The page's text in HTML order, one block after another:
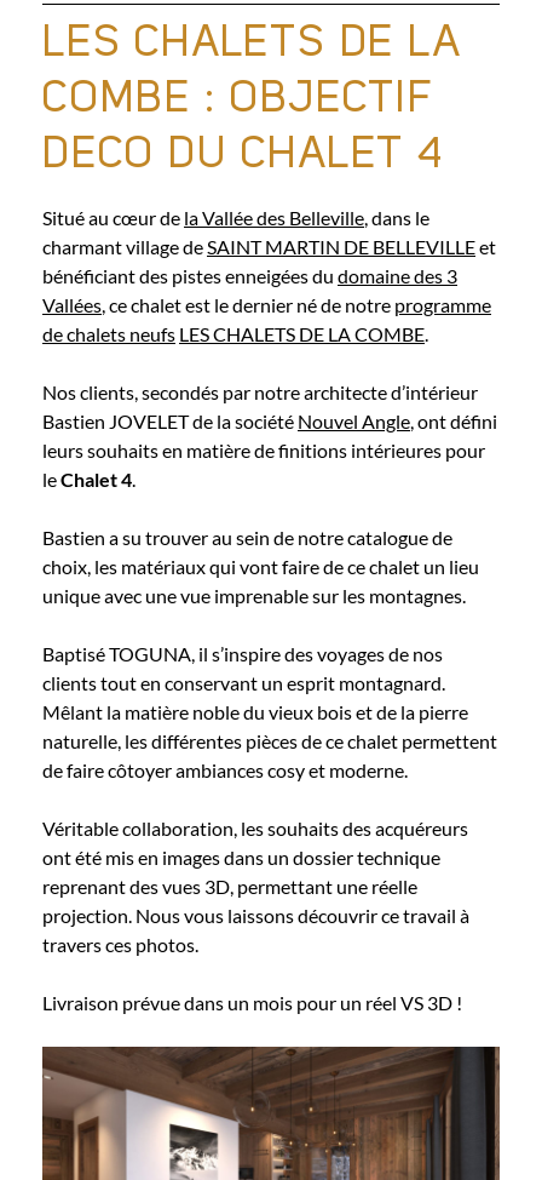
LES CHALETS DE LA
COMBE : OBJECTIF
DECO DU CHALET 4
Situé au cœur de la Vallée des Belleville, dans le
charmant village deSAINT MARTIN DE BELLEVILLEet
bénéficiant des pistes enneigées du domaine des 3
Vallées, ce chalet est le dernier né de notre programme
de chalets neufs LES CHALETS DE LA COMBE.
Nos clients, secondés par notre architecte d’intérieur
Bastien JOVELET de la société Nouvel Angle, ont défini
leurs souhaits en matière de finitions intérieures pour
leChalet 4.
Bastien a su trouver au sein de notre catalogue de
choix, les matériaux qui vont faire de ce chalet un lieu
unique avec une vue imprenable sur les montagnes.
Baptisé TOGUNA, il s’inspire des voyages de nos
clients tout en conservant un esprit montagnard.
Mêlant la matière noble du vieux bois et de la pierre
naturelle, les différentes pièces de ce chalet permettent
de faire côtoyer ambiances cosy et moderne.
Véritable collaboration, les souhaits des acquéreurs
ont été mis en images dans un dossier technique
reprenant des vues 3D, permettant une réelle
projection. Nous vous laissons découvrir ce travail à
travers ces photos.
Livraison prévue dans un mois pour un réel VS 3D !